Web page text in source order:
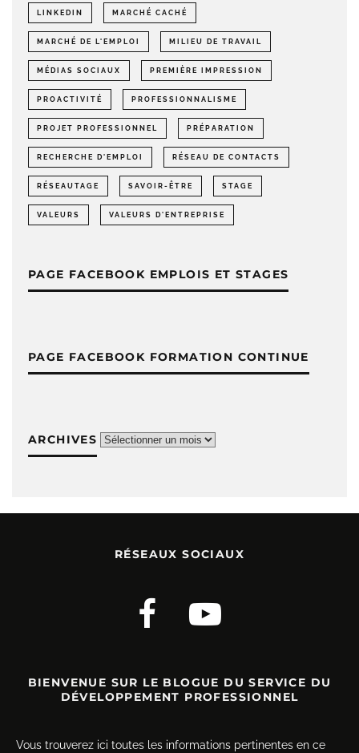
LINKEDIN MARCHÉ CACHÉ
MARCHÉ DE L'EMPLOI MILIEU DE TRAVAIL
MÉDIAS SOCIAUX PREMIÈRE IMPRESSION
PROACTIVITÉ PROFESSIONNALISME
PROJET PROFESSIONNEL PRÉPARATION
RECHERCHE D'EMPLOI RÉSEAU DE CONTACTS
RÉSEAUTAGE SAVOIR-ÊTRE STAGE
VALEURS VALEURS D'ENTREPRISE
PAGE FACEBOOK EMPLOIS ET STAGES
PAGE FACEBOOK FORMATION CONTINUE
ARCHIVES Archives
RÉSEAUX SOCIAUX
BIENVENUE SUR LE BLOGUE DU SERVICE DU
DÉVELOPPEMENT PROFESSIONNEL
Vous trouverez ici toutes les informations pertinentes en ce